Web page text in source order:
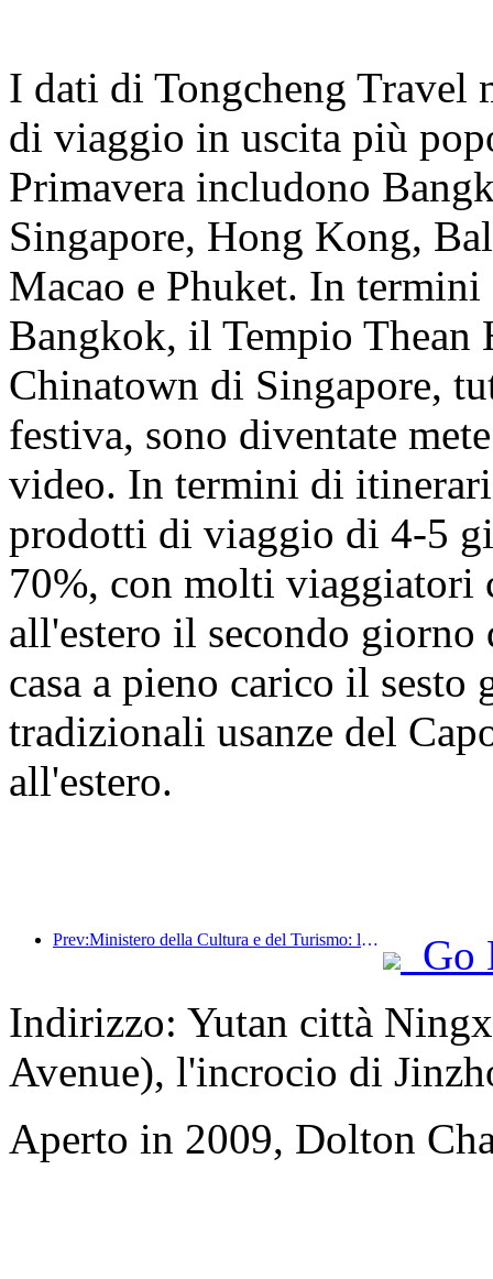
I dati di Tongcheng Travel
di viaggio in uscita più
Primavera includono
Singapore, Hong Kong,
Macao e Phuket. In
Bangkok, il Tempio
Chinatown di Singapore,
festiva, sono diventate
video. In termini di
prodotti di viaggio di 4-5
70%, con molti viaggiatori
all'estero il secondo giorno
casa a pieno carico il
tradizionali usanze del
all'estero.
Prev:Ministero della Cultura e del Turismo: lancio di 22 attività tematiche suddivise in 7 sezioni principali
Go
Indirizzo: Yutan città
Avenue), l'incrocio di
Aperto in 2009, Dolton